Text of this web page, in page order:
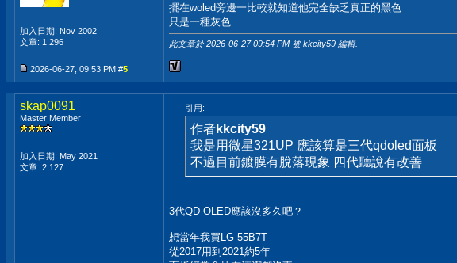
加入日期: Nov 2002
文章: 1,296
擺在woled旁邊一比較就知道他完全缺乏真正的黑色
只是一種灰色
此文章於 2026-06-2709:54 PM 被 kkcity59 編輯.
2026-06-27, 09:53 PM #5
skap0091
Master Member
加入日期: May 2021
文章: 2,127
引用:
作者kkcity59
我是用微星321UP 應該算是三代qdoled面板
不過目前鍍膜有脫落現象 四代聽說有改善
3代QD OLED應該沒多久吧？
想當年我買LG 55B7T
從2017用到2021約5年